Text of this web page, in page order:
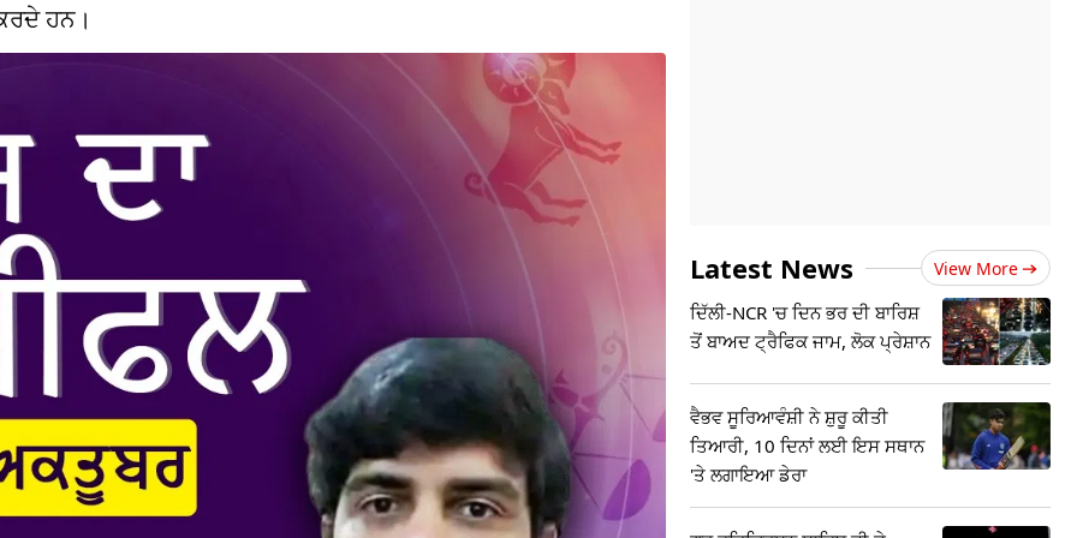
ਹਨ।
Latest News View More
ਦਿੱਲੀ-NCR 'ਚ ਦਿਨ ਭਰ ਦੀ ਬਾਰਿਸ਼
ਤੋਂ ਬਾਅਦ ਟ੍ਰੈਫਿਕ ਜਾਮ, ਲੋਕ ਪ੍ਰੇਸ਼ਾਨ
ਵੈਭਵ ਸੂਰਿਆਵੰਸ਼ੀ ਨੇ ਸ਼ੁਰੂ ਕੀਤੀ
ਤਿਆਰੀ, 10 ਦਿਨਾਂ ਲਈ ਇਸ ਸਥਾਨ
'ਤੇ ਲਗਾਇਆ ਡੇਰਾ